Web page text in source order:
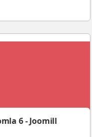
6 - Joomill